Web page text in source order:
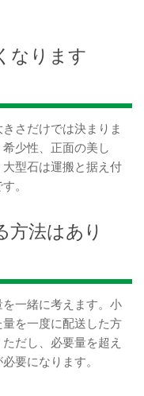
なります
さだけでは決まりま
少性、正面の美し
型石は運搬と据え付
。
方法はあり
一緒に考えます。小
を一度に配送した方
だし、必要量を超え
要になります。